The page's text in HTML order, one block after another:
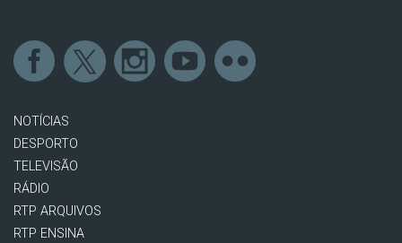
NOTÍCIAS
DESPORTO
TELEVISÃO
RÁDIO
RTP ARQUIVOS
RTP ENSINA